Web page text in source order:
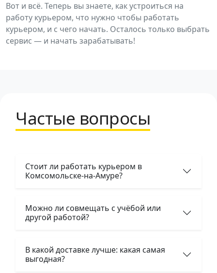
Вот и всё. Теперь вы знаете, как устроиться на
работу курьером, что нужно чтобы работать
курьером, и с чего начать. Осталось только выбрать
сервис — и начать зарабатывать!
Частые вопросы
Стоит ли работать курьером в
Комсомольске-на-Амуре?
Можно ли совмещать с учёбой или
другой работой?
В какой доставке лучше: какая самая
выгодная?